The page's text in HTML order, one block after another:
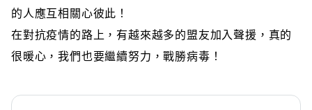
的人應互相關心彼此！
在對抗疫情的路上，有越來越多的盟友加入聲援，真的
很暖心，我們也要繼續努力，戰勝病毒！